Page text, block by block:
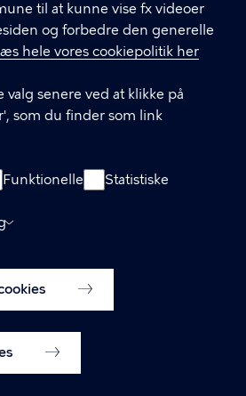
til at kunne vise fx videoer
og forbedre den generelle
hele vores cookiepolitik her
senere ved at klikke på
som du finder som link
Funktionelle Statistiske
personoplysninger i